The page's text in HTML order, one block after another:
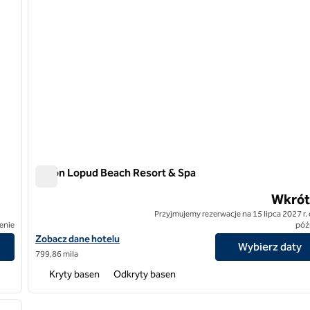
Hilton Lopud Beach Resort & Spa
Zobacz szczegóły hotelu Hilton Lopud Beach Resort & Spa
Zobacz dane hotelu
799,86 mila
Przyjmujemy rezerwacje na 15 lipca 2027 r.
Wybierz daty
Kryty basen Odkryty basen
następny obraz